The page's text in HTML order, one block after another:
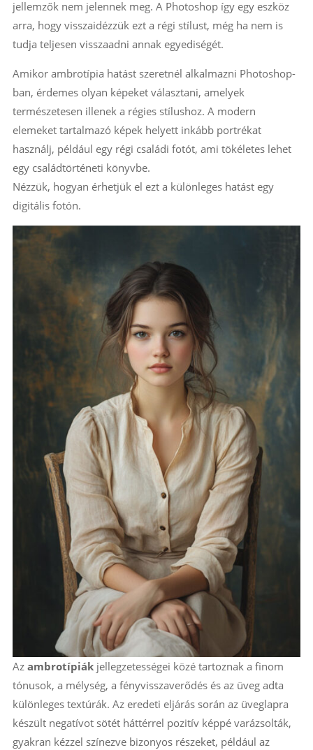
jellemzők nem jelennek meg. A Photoshop így egy eszköz
arra, hogy visszaidézzük ezt a régi stílust, még ha nem is
tudja teljesen visszaadni annak egyediségét.
Amikor ambrotípia hatást szeretnél alkalmazni Photoshop-
ban, érdemes olyan képeket választani, amelyek
természetesen illenek a régies stílushoz. A modern
elemeket tartalmazó képek helyett inkább portrékat
használj, például egy régi családi fotót, ami tökéletes lehet
egy családtörténeti könyvbe.
Nézzük, hogyan érhetjük el ezt a különleges hatást egy
digitális fotón.
Az ambrotípiákjellegzetességei közé tartoznak a finom
tónusok, a mélység, a fényvisszaverődés és az üveg adta
különleges textúrák. Az eredeti eljárás során az üveglapra
készült negatívot sötét háttérrel pozitív képpé varázsolták,
gyakran kézzel színezve bizonyos részeket, például az